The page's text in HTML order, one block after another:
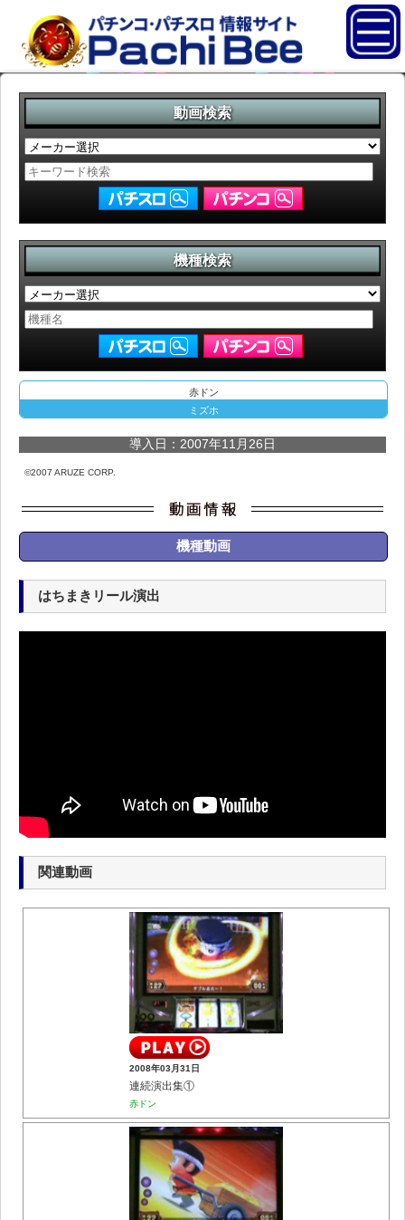
動画検索
機種検索
赤ドン
ミズホ
導入日：2007年11月26日
©2007 ARUZE CORP.
機種動画
はちまきリール演出
関連動画
2008年03月31日
連続演出集①
赤ドン